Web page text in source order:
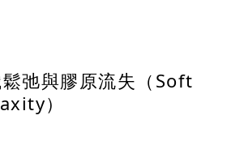
弛與膠原流失（Soft
）